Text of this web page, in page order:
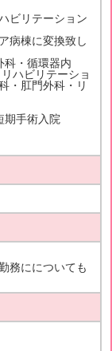
ビリテーション
に変換致し
科・循環器内
ハビリテーショ
・肛門外科・リ
期手術入院
務にについても